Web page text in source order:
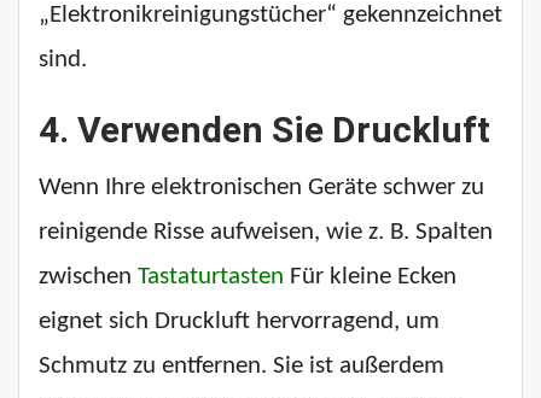
„Elektronikreinigungstücher“ gekennzeichnet
sind.
4. Verwenden Sie Druckluft
Wenn Ihre elektronischen Geräte schwer zu
reinigende Risse aufweisen, wie z. B. Spalten
zwischen Tastaturtasten Für kleine Ecken
eignet sich Druckluft hervorragend, um
Schmutz zu entfernen. Sie ist außerdem